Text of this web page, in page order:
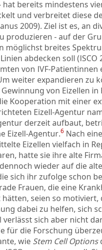
hat bereits mindestens
und verbreitet diese
2009). Ziel ist es, an
produzieren - auf der
möglichst breites
abdecken soll (ISCO
von IVF-
weiter expandieren zu
von Eizellen in
Kooperation mit einer
Eizell-Agentur
derzeit aufbaut,
Eizell-Agentur.6 Nach
Eizellen vielfach in
hatte sie ihre alte
wieder auf die
sich ihr zufolge schon
Frauen, die eine
seien so motiviert,
dabei zu helfen, sich
verlässt sich aber nicht
für die Forschung
wie Stem Cell Options